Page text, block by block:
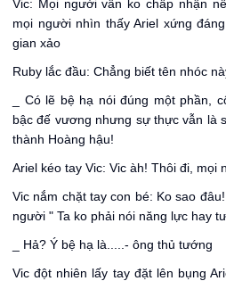
Vic: Mọi người vẫn ko chấp nhận
mọi người nhìn thấy Ariel xứng
gian xảo
Ruby lắc đầu: Chẳng biết tên nhóc
_ Có lẽ bệ hạ nói đúng một phần,
bậc đế vương nhưng sự thực vẫn là
thành Hoàng hậu!
Ariel kéo tay Vic: Vic àh! Thôi đi, mọi
Vic nắm chặt tay con bé: Ko sao
người " Ta ko phải nói năng lực hay
_ Hả? Ý bệ hạ là.....- ông thủ tướng
Vic đột nhiên lấy tay đặt lên bụng